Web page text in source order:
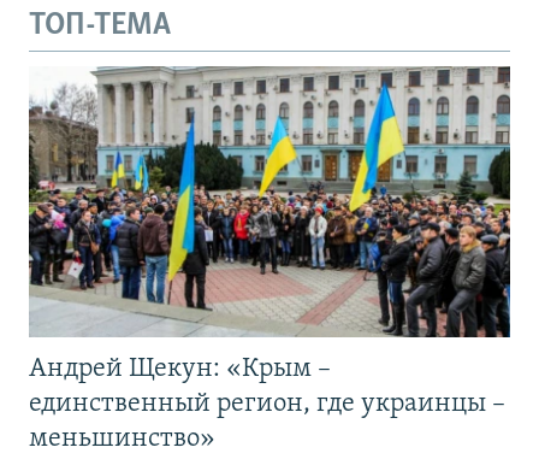
ТОП-ТЕМА
Андрей Щекун: «Крым –
единственный регион, где украинцы –
меньшинство»